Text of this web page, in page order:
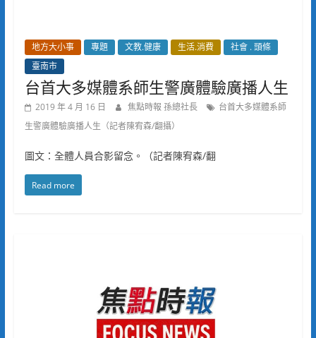
地方大小事 專題 文教.健康 生活.消費
社會 . 頭條
臺南市
台首大多媒體系師生警廣體驗廣播人生
2019 年 4 月 16 日 焦點時報 孫總社長
台首大多媒體系師
生警廣體驗廣播人生（記者陳宥森/翻攝）
圖文：全體人員合影留念。（記者陳宥森/翻
Read more